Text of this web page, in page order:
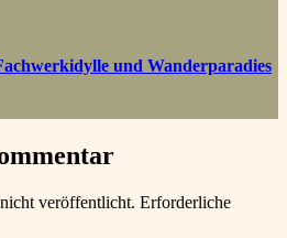
und Wanderparadies
veröffentlicht. Erforderliche